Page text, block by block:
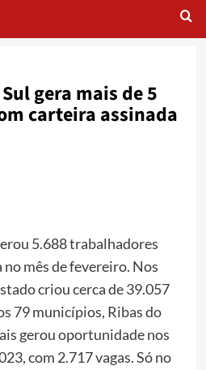
gera mais de 5
carteira assinada
5.688 trabalhadores
mês de fevereiro. Nos
criou cerca de 39.057
79 municípios, Ribas do
gerou oportunidade nos
com 2.717 vagas. Só no